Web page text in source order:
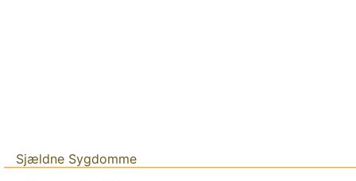
Sjældne Sygdomme